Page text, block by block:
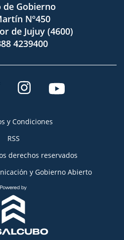
de Gobierno
Nº450
de Jujuy (4600)
4239400
y Condiciones
RSS
derechos reservados
y Gobierno Abierto